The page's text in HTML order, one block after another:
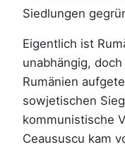
Siedlungen
Eigentlich ist
unabhängig,
Rumänien
sowjetischen
kommunistische
Ceaususcu kam